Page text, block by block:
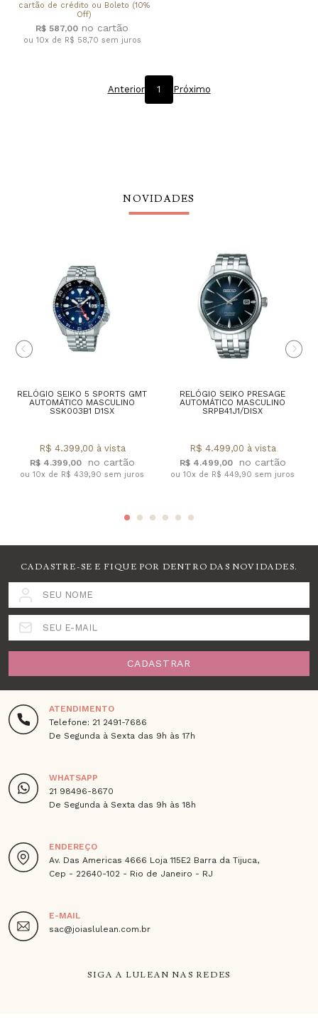
cartão de crédito ou Boleto (10%
Off)
R$ 587,00
ou 10x de R$ 58,70 sem juros
Anterior 1 Próximo
NOVIDADES
RELÓGIO SEIKO 5 SPORTS GMT
AUTOMÁTICO MASCULINO
SSK003B1 D1SX
R$ 4.399,00
R$ 4.399,00 à vista
ou 10x de R$ 439,90 sem juros
RELÓGIO SEIKO PRESAGE
AUTOMÁTICO MASCULINO
SRPB41J1/DISX
R$ 4.499,00
R$ 4.499,00 à vista
ou 10x de R$ 449,90 sem juros
CADASTRE-SE E FIQUE POR DENTRO DAS NOVIDADES.
SEU NOME
SEU E-MAIL
CADASTRAR
ATENDIMENTO
Telefone: 21 2491-7686
De Segunda à Sexta das 9h às 17h
WHATSAPP
21 98496-8670
De Segunda à Sexta das 9h às 18h
ENDEREÇO
Av. Das Americas 4666 Loja 115E2 Barra da Tijuca,
Cep - 22640-102 - Rio de Janeiro - RJ
E-MAIL
sac@joiaslulean.com.br
SIGA A LULEAN NAS REDES